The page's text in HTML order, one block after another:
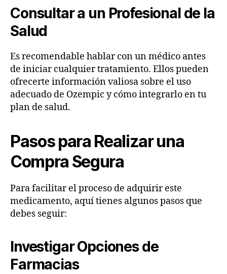
Consultar a un Profesional de la
Salud
Es recomendable hablar con un médico antes
de iniciar cualquier tratamiento. Ellos pueden
ofrecerte información valiosa sobre el uso
adecuado de Ozempic y cómo integrarlo en tu
plan de salud.
Pasos para Realizar una
Compra Segura
Para facilitar el proceso de adquirir este
medicamento, aquí tienes algunos pasos que
debes seguir:
Investigar Opciones de
Farmacias